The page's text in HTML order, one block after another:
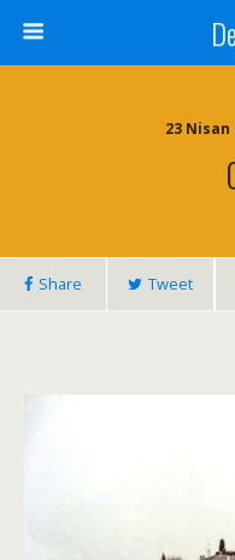
23 Nisan
Share Tweet